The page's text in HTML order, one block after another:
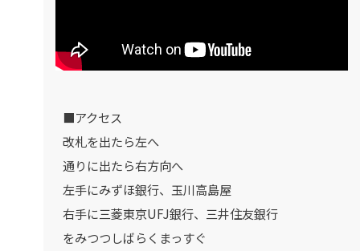
■アクセス
改札を出たら左へ
通りに出たら右方向へ
左手にみずほ銀行、玉川高島屋
右手に三菱東京UFJ銀行、三井住友銀行
をみつつしばらくまっすぐ